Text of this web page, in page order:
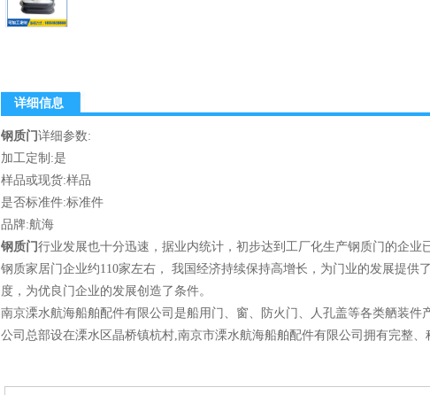
详细信息
钢质门详细参数:
加工定制:是
样品或现货:样品
是否标准件:标准件
品牌:航海
钢质门行业发展也十分迅速，据业内统计，初步达到工厂化生产钢质门的企
钢质家居门企业约110家左右， 我国经济持续保持高增长，为门业的发展提供
度，为优良门企业的发展创造了条件。
南京溧水航海船舶配件有限公司是船用门、窗、防火门、人孔盖等各类舾装件
公司总部设在溧水区晶桥镇杭村,南京市溧水航海船舶配件有限公司拥有完整、